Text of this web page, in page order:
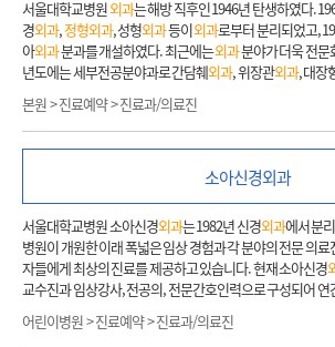
공 분야별 특수클리닉 및 센터(슬관절, 척추, 손, 손목, 팔꿈
관절, 고관절, 외상, 근골격종양센터)를 통해 집중적이고 효
록 하고 있습니다. 매년 6,000건 이상의 수술을 시행하고 있으며 안전하고 효과적인 치
료를 지향하고 있습니다. 보다 효과적인 치료를 제공하기 위
기울이고 있습니다. 특히 연간 논문 출간건수는 200건에 육
계 10위권의 연구 역량을 보유하고 있습니다. 서울대학교병
수준을 유지하면서 더 나아가 세계 어느 병원과 견주어도 손
및 외상, 구조와 기능의 이상에 대해 진단을 하고 이를 내과적,
(측만증, 후만증), 외상, 스포츠 손상, 육종, 뼈 전이암, 골 및
천성 및 발달성 질환이 있습니다. 2. 진료 전 유의사항 - 첫 진료를 받는 환자분께서는 1,2
차 의료기관에서 받은 최근 검사결과지를 가지고 오시면 진료에
병원 영상자료는 본관 1층 신·초진 전용창구나 무인CD등록
3. 진료안내 1) 진료 전 과정 ①정형외과외래를 처음 방문하
서울대학교병원외과는 해방 직후인 1946년 탄생하였다.
경외과,정형외과, 성형외과등이외과로부터 분리되었고,
아외과분과를 개설하였다. 최근에는외과분야가 더욱 전문
년도에는 세부전공분야과로 간담췌외과, 위장관외과, 대장
이식혈관 외과 를 두게 되었다. 2022년 현재, 민승기 주임 교수를 비롯해 33명의 교수와 7
명의 진료교수, 27명의 임상강사, 34명의 전공의, 7명의 사무
직으로 구성되어 있으며외과의 다양한 세부 영역에서 주도
펼치고 있다. 매년 지속적인 진료환자수의 증가로 2019년의
7,555명, 수술 환자 수 12,180명으로 명실상부한 서울대학
잡고 있다. 학생 교육에 있어서는 의예과 강의 몸속으로의 여행 : 인체와 수술 및 의과대
학 2학년 통합강의(종양학, 소화기학, 내분비학, ICM강의)
하였고 학생들이 실제 환자를 배정받아 진단 및 치료에 참여
를 배정 1:1 교육을 시행하였다. 또한 매주 Surgical Grand
담회를 통해외과학의 최신 지견을 상호 교환하며, 이를 통한
있다. 연구 면에서는 서울의대 암연구소 및 임상의학연구소에 다수의 연구실을 운영하
면서, 도전적이고 진취적으로 임상 및 기초 연구에 심혈을 기
본원 > 진료예약 > 진료과/의료진
소아신경외과
서울대학교병원 소아신경외과는 1982년 신경외과에서 분
병원이 개원한 이래 폭넓은 임상 경험과 각 분야의 전문 의
자들에게 최상의 진료를 제공하고 있습니다. 현재 소아신경
교수진과 임상강사, 전공의, 전문간호인력으로 구성되어 연
행하여 환자들의 고통을 덜어주고 건강을 되찾을 수 있도록 노력
센터를 운영하여 진료뿐만 아니라 연구 중심 병원으로서 분
어린이병원 > 진료예약 > 진료과/의료진